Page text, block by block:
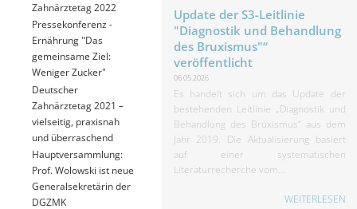
Zahnärztetag 2022
Pressekonferenz -
Ernährung "Das
gemeinsame Ziel:
Weniger Zucker"
Deutscher
Zahnärztetag 2021 –
vielseitig, praxisnah
und überraschend
Hauptversammlung:
Prof. Wolowski ist neue
Generalsekretärin der
DGZMK
Update der S3-Leitlinie
"Diagnostik und Behandlung
des Bruxismus"“
veröffentlicht
06.05.2026
Es handelt sich um das Update der
bestehenden Leitlinie „Diagnostik und
Behandlung des Bruxismus“ aus dem
Jahr 2019. Die Aktualisierung basiert
auf einer systematischen
Literaturrecherche vom...
WEITERLESEN